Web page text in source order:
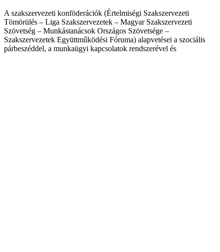
A szakszervezeti konföderációk (Értelmiségi Szakszervezeti
Tömörülés – Liga Szakszervezetek – Magyar Szakszervezeti
Szövetség – Munkástanácsok Országos Szövetsége –
Szakszervezetek Együttműködési Fóruma) alapvetései a szociális
párbeszéddel, a munkaügyi kapcsolatok rendszerével és